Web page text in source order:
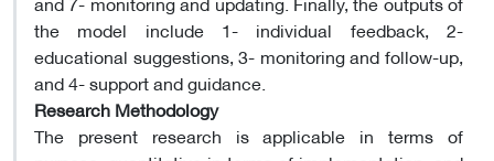
the model include 1- individual feedback, 2-
educational suggestions, 3- monitoring and follow-up,
and 4- support and guidance.
Research Methodology
The present research is applicable in terms of